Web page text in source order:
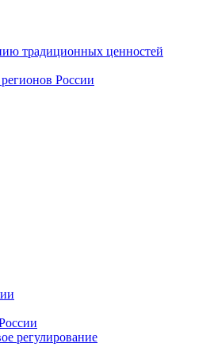
традиционных ценностей
России
регулирование